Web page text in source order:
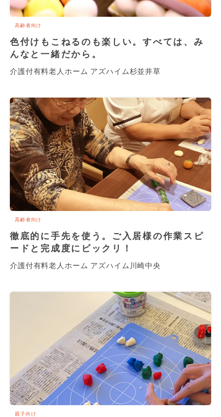
高齢者向け
色付けもこねるのも楽しい。すべては、み
んなと一緒だから。
介護付有料老人ホーム アズハイム杉並井草
高齢者向け
徹底的に手先を使う。ご入居様の作業スピ
ードと完成度にビックリ！
介護付有料老人ホーム アズハイム川崎中央
親子向け